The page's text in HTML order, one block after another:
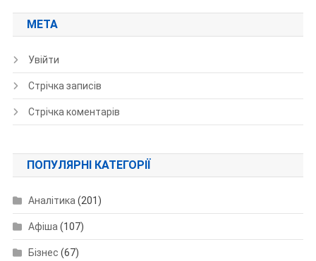
МЕТА
Увійти
Стрічка записів
Стрічка коментарів
ПОПУЛЯРНІ КАТЕГОРІЇ
Аналітика (201)
Афіша (107)
Бізнес (67)